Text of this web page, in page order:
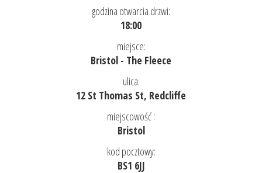
godzina otwarcia drzwi:
18:00
miejsce:
Bristol - The Fleece
ulica:
12 St Thomas St, Redcliffe
miejscowość :
Bristol
kod pocztowy:
BS1 6JJ